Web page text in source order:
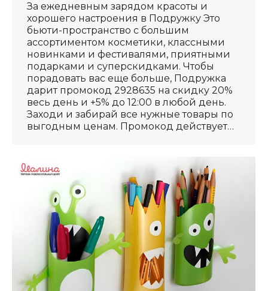
За ежедневным зарядом красоты и
хорошего настроения в Подружку Это
бьюти-пространство с большим
ассортиментом косметики, классными
новинками и фестивалями, приятными
подарками и суперскидками. Чтобы
порадовать вас еще больше, Подружка
дарит промокод 2928635 на скидку 20%
весь день и +5% до 12:00 в любой день.
Заходи и забирай все нужные товары по
выгодным ценам. Промокод действует…